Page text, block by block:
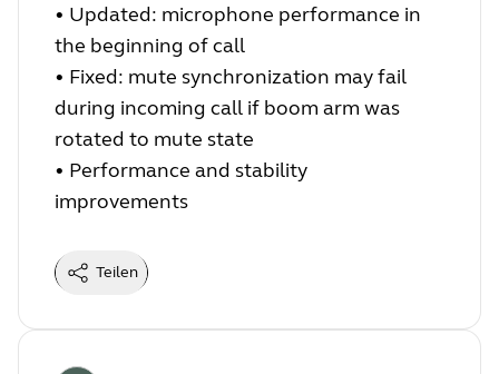
• Updated: microphone performance in
the beginning of call
• Fixed: mute synchronization may fail
during incoming call if boom arm was
rotated to mute state
• Performance and stability
improvements
Teilen